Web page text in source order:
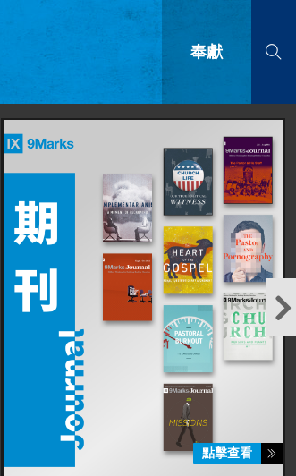
奉獻
福音傳講與宣教什麼是九標誌事工？
羅馬尼亞語 波蘭語
越南語
柬埔寨語
點擊查看